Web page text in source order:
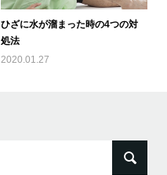
ひざに水が溜まった時の4つの対
処法
2020.01.27